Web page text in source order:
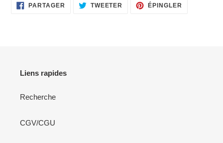
PARTAGER PARTAGER
SUR
TWEETER TWEETER
SUR
ÉPINGLER
Liens rapides
Recherche
CGV/CGU